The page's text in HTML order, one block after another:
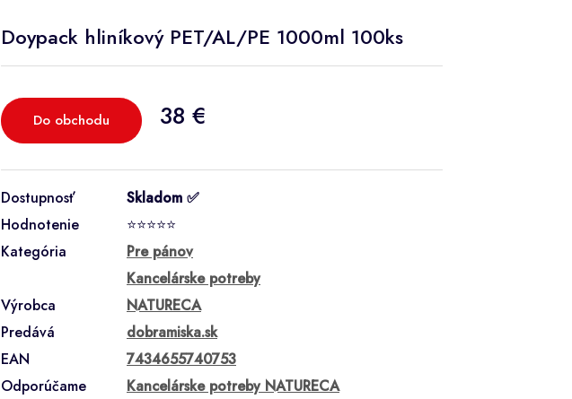
Doypack hliníkový PET/AL/PE 1000ml 100ks
Do obchodu 38 €
Dostupnosť
Skladom ✅
Hodnotenie
⭐⭐⭐⭐⭐
Kategória
Pre pánov
Kancelárske potreby
Výrobca
NATURECA
Predává
dobramiska.sk
EAN
7434655740753
Odporúčame
Kancelárske potreby NATURECA